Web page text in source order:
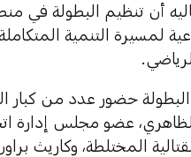
أن تنظيم البطولة في
لمسيرة التنمية
حضور عدد من
عضو مجلس إدارة
المختلطة، وكاريث